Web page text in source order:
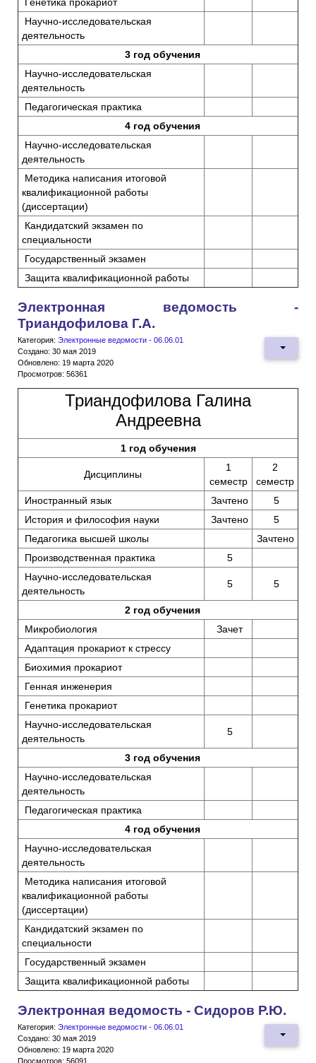
Научно-исследовательская
деятельность
3 год обучения
Научно-исследовательская
деятельность
Педагогическая практика
4 год обучения
Научно-исследовательская
деятельность
Методика написания итоговой
квалификационной работы
(диссертации)
Кандидатский экзамен по
специальности
Государственный экзамен
Защита квалификационной работы
Электронная ведомость -
Триандофилова Г.А.
Категория: Электронные ведомости - 06.06.01
Создано: 30 мая 2019
Обновлено: 19 марта 2020
Просмотров: 56361
Триандофилова Галина
Андреевна
1 год обучения
Дисциплины
1
семестр
2
семестр
Иностранный язык
Зачтено
5
История и философия науки
Зачтено
5
Педагогика высшей школы
Зачтено
Производственная практика
5
Научно-исследовательская
деятельность
5 5
2 год обучения
Микробиология
Зачет
Адаптация прокариот к стрессу
Биохимия прокариот
Генная инженерия
Генетика прокариот
Научно-исследовательская
деятельность
5
3 год обучения
Научно-исследовательская
деятельность
Педагогическая практика
4 год обучения
Научно-исследовательская
деятельность
Методика написания итоговой
квалификационной работы
(диссертации)
Кандидатский экзамен по
специальности
Государственный экзамен
Защита квалификационной работы
Электронная ведомость - Сидоров Р.Ю.
Категория: Электронные ведомости - 06.06.01
Создано: 30 мая 2019
Обновлено: 19 марта 2020
Просмотров: 56091